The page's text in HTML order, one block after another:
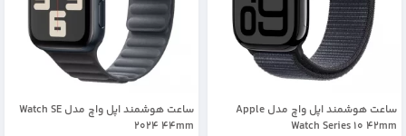
ساعت هوشمند اپل واچ مدل Apple
Watch Series 10 42mm
ساعت هوشمند اپل واچ مدل Watch SE
2024 44mm